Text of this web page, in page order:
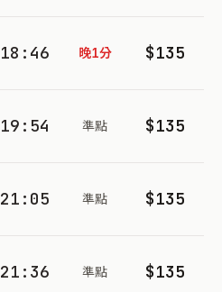
18:46 晚1分 $135
19:54 準點 $135
21:05 準點 $135
21:36 準點 $135